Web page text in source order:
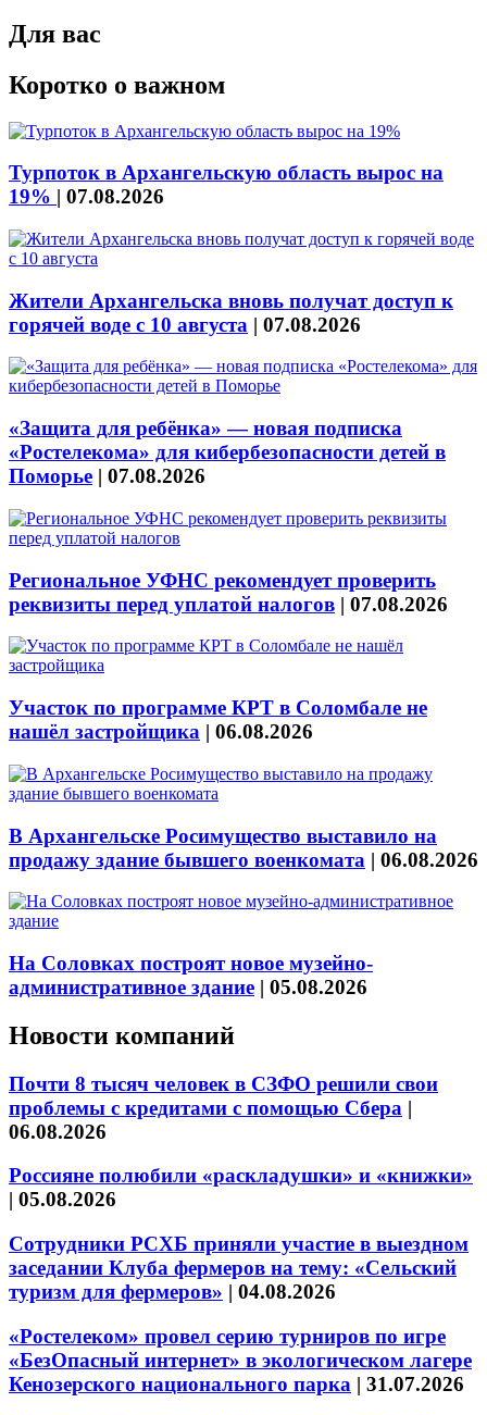
Для вас
Коротко о важном
Турпоток в Архангельскую область вырос на
19% | 07.08.2026
Жители Архангельска вновь получат доступ к
горячей воде с 10 августа | 07.08.2026
«Защита для ребёнка» — новая подписка
«Ростелекома» для кибербезопасности детей в
Поморье | 07.08.2026
Региональное УФНС рекомендует проверить
реквизиты перед уплатой налогов | 07.08.2026
Участок по программе КРТ в Соломбале не
нашёл застройщика | 06.08.2026
В Архангельске Росимущество выставило на
продажу здание бывшего военкомата | 06.08.2026
На Соловках построят новое музейно-
административное здание | 05.08.2026
Новости компаний
Почти 8 тысяч человек в СЗФО решили свои
проблемы с кредитами с помощью Сбера |
06.08.2026
Россияне полюбили «раскладушки» и «книжки»
| 05.08.2026
Сотрудники РСХБ приняли участие в выездном
заседании Клуба фермеров на тему: «Сельский
туризм для фермеров» | 04.08.2026
«Ростелеком» провел серию турниров по игре
«БезОпасный интернет» в экологическом лагере
Кенозерского национального парка | 31.07.2026